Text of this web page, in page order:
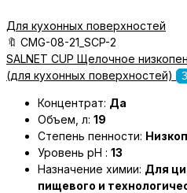
Для кухонных поверхностей
🔖 CMG-08-21_SCP-2
SALNET CUP Щелочное
(для кухонных поверхностей)
Концентрат: Да
Объем, л: 19
Степень пенности:
Уровень pH : 13
Назначение химии: Для
пищевого и